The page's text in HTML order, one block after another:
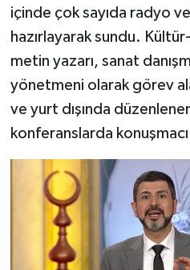
içinde çok sayıda radyo
hazırlayarak sundu.
metin yazarı, sanat
yönetmeni olarak görev
ve yurt dışında
konferanslarda